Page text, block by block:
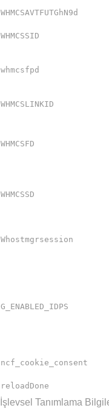
WHMCSAVTFUTGhN9d
WHMCSSID
whmcsfpd
WHMCSLINKID
WHMCSFD
WHMCSSD
Whostmgrsession
G_ENABLED_IDPS
ncf_cookie_consent
reloadDone
İşlevsel Tanımlama